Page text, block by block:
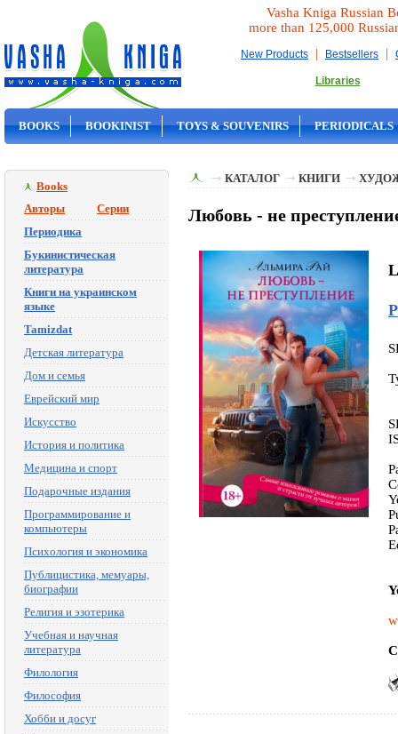
Vasha Kniga Russian
more than 125,000
New Products | Bestsellers |
Libraries
BOOKS BOOKINIST TOYS & SOUVENIRS PERIODICALS
Books
Авторы
Серии
Периодика
Букинистическая
литература
Книги на украинском
языке
Tamizdat
Детская литература
Дом и семья
Еврейский мир
Искусство
История и политика
Медицина и спорт
Подарочные издания
Программирование и
компьютеры
Психология и экономика
Публицистика, мемуары,
биографии
Религия и эзотерика
Учебная и научная
литература
Филология
Философия
Хобби и досуг
КАТАЛОГ КНИГИ
Любовь - не